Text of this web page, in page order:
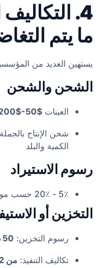
4.
ما يتم
يستهين العديد من
الشحن والشحن
العينات $50-$200
شحن الإنتاج
الكمية والبلد
رسوم الاستيراد
5٪ - 20٪ حسب موقعك
التخزين أو
رسوم التخزين: 50 دولار - 300 دولار/شهرياً
تكاليف التنفيذ: من 2$ إلى 5$ لكل طلبية